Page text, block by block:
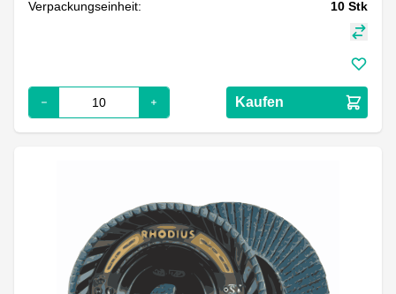
Verpackungseinheit:
10 Stk
Kaufen